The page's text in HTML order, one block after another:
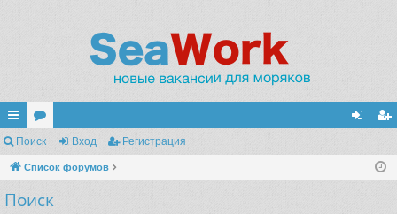
с
ы
лк
ор
ум
ы
ис
Поиск Вход Регистрация
Список форумов
Поиск